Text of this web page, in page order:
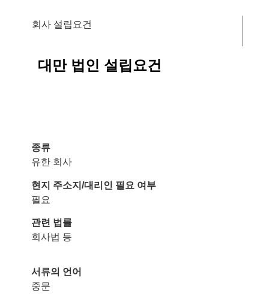
회사 설립요건
대만 법인 설립요건
종류
유한 회사
현지 주소지/대리인 필요 여부
필요
관련 법률
회사법 등
서류의 언어
중문